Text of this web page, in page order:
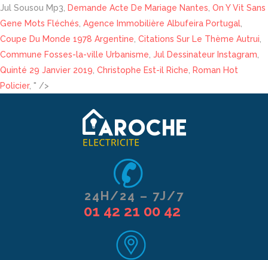
Jul Sousou Mp3, Demande Acte De Mariage Nantes On Y Vit Sans
Gene Mots Fléchés Agence Immobilière Albufeira Portugal
Coupe Du Monde 1978 Argentine Citations Sur Le Thème Autrui
Commune Fosses-la-ville Urbanisme Jul Dessinateur Instagram
Quinté 29 Janvier 2019 Christophe Est-il Riche
Roman Hot
Policier, " />
24H/24 – 7J/7
01 42 21 00 42